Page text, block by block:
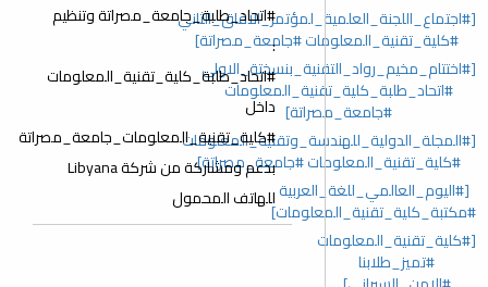
[#اجتماع_اللجنة_العلمية_لمؤتمر_الافاق_الثاني
#كلية_تقنية_المعلومات #جامعة_مصراتة]
[#اختتام_مخيم_رواد_التقنية_بنسختة_الاولى
#اتحاد_طلبة_كلية_تقنية_المعلومات
#جامعة_مصراتة]
[#المجلة_الدولية_للهندسة_وتقنية_المعلومات
#كلية_تقنية_المعلومات #جامعة_مصراتة]
[#اليوم_العالمي_للغة_العربية
#مكتبة_كلية_تقنية_المعلومات]
[#كلية_تقنية_المعلومات
#تميز_طلابنا
#اتحاد_طلبة_جامعة_مصراتة وتنظيم
:
#اتحاد_طلبة_كلية_تقنية_المعلومات
داخل
#كلية_تقنية_المعلومات_جامعة_مصراتة
بدعم ومشاركة من شركة Libyana
للهاتف المحمول